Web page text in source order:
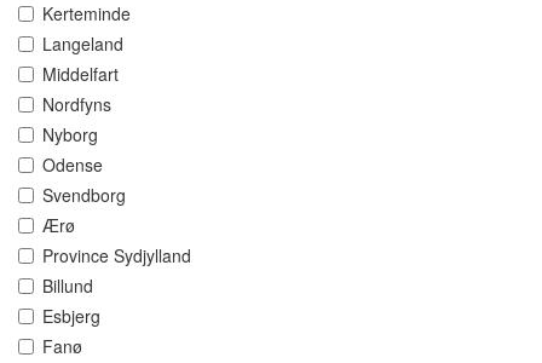
Kerteminde
Langeland
Middelfart
Nordfyns
Nyborg
Odense
Svendborg
Ærø
Province Sydjylland
Billund
Esbjerg
Fanø